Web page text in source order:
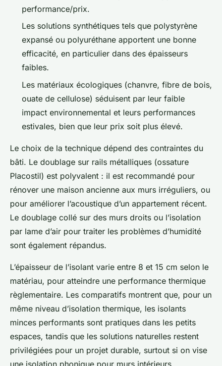
performance/prix.
Les solutions synthétiques tels que polystyrène
expansé ou polyuréthane apportent une bonne
efficacité, en particulier dans des épaisseurs
faibles.
Les matériaux écologiques (chanvre, fibre de bois,
ouate de cellulose) séduisent par leur faible
impact environnemental et leurs performances
estivales, bien que leur prix soit plus élevé.
Le choix de la technique dépend des contraintes du
bâti. Le doublage sur rails métalliques (ossature
Placostil) est polyvalent : il est recommandé pour
rénover une maison ancienne aux murs irréguliers, ou
pour améliorer l’acoustique d’un appartement récent.
Le doublage collé sur des murs droits ou l’isolation
par lame d’air pour traiter les problèmes d’humidité
sont également répandus.
L’épaisseur de l’isolant varie entre 8 et 15 cm selon le
matériau, pour atteindre une performance thermique
règlementaire. Les comparatifs montrent que, pour un
même niveau d’isolation thermique, les isolants
minces performants sont pratiques dans les petits
espaces, tandis que les solutions naturelles restent
privilégiées pour un projet durable, surtout si on vise
une isolation phonique pour murs intérieurs.